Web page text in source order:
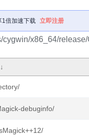
1倍加速下载 立即注册
cygwin/x86_64/
↓
debuginfo/